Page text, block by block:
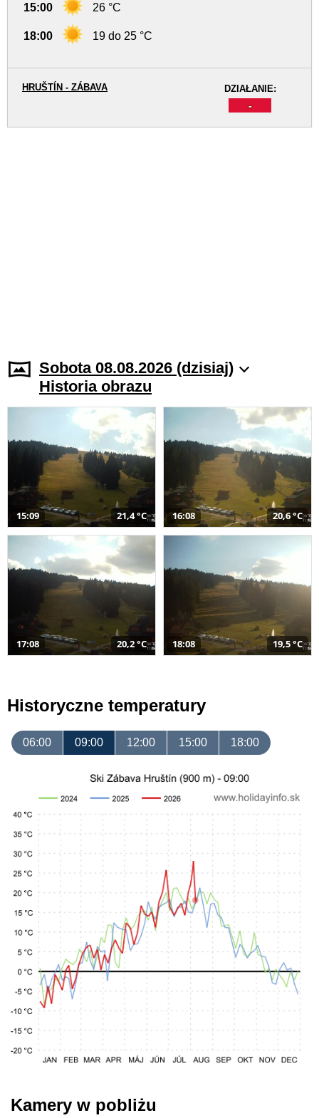
15:00 26 °C
18:00 19 do 25 °C
DZIAŁANIE:
-
HRUŠTÍN - ZÁBAVA
Sobota 08.08.2026 (dzisiaj)
Historia obrazu
15:09 21,4 °C 16:08 20,6 °C
17:08 20,2 °C 18:08 19,5 °C
Historyczne temperatury
06:00 09:00 12:00 15:00 18:00
Kamery w pobliżu